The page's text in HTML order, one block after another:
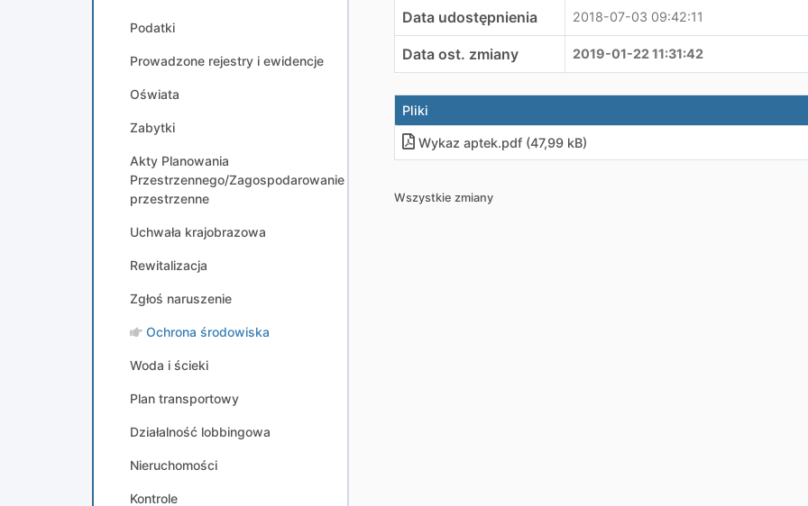
Podatki
Prowadzone rejestry i ewidencje
Oświata
Zabytki
Akty Planowania
Przestrzennego/Zagospodarowanie
przestrzenne
Uchwała krajobrazowa
Rewitalizacja
Zgłoś naruszenie
Ochrona środowiska
Woda i ścieki
Plan transportowy
Działalność lobbingowa
Nieruchomości
Kontrole
Data udostępnienia 2018-07-03 09:42:11
Data ost. zmiany 2019-01-22 11:31:42
Pliki
Wykaz aptek.pdf (47,99 kB)
Wszystkie zmiany